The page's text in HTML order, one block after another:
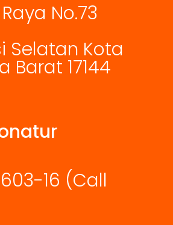
No.73
Selatan Kota
Barat 17144
16 (Call